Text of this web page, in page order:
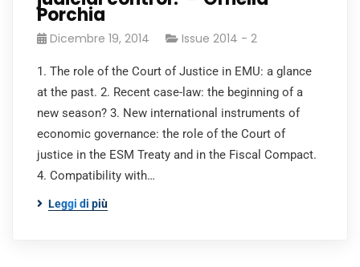
Porchia
Dicembre 19, 2014 Issue 2014 - 2
1. The role of the Court of Justice in EMU: a glance
at the past. 2. Recent case-law: the beginning of a
new season? 3. New international instruments of
economic governance: the role of the Court of
justice in the ESM Treaty and in the Fiscal Compact.
4. Compatibility with…
Leggi di più